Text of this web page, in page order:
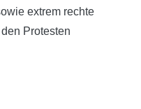
extrem rechte
Protesten